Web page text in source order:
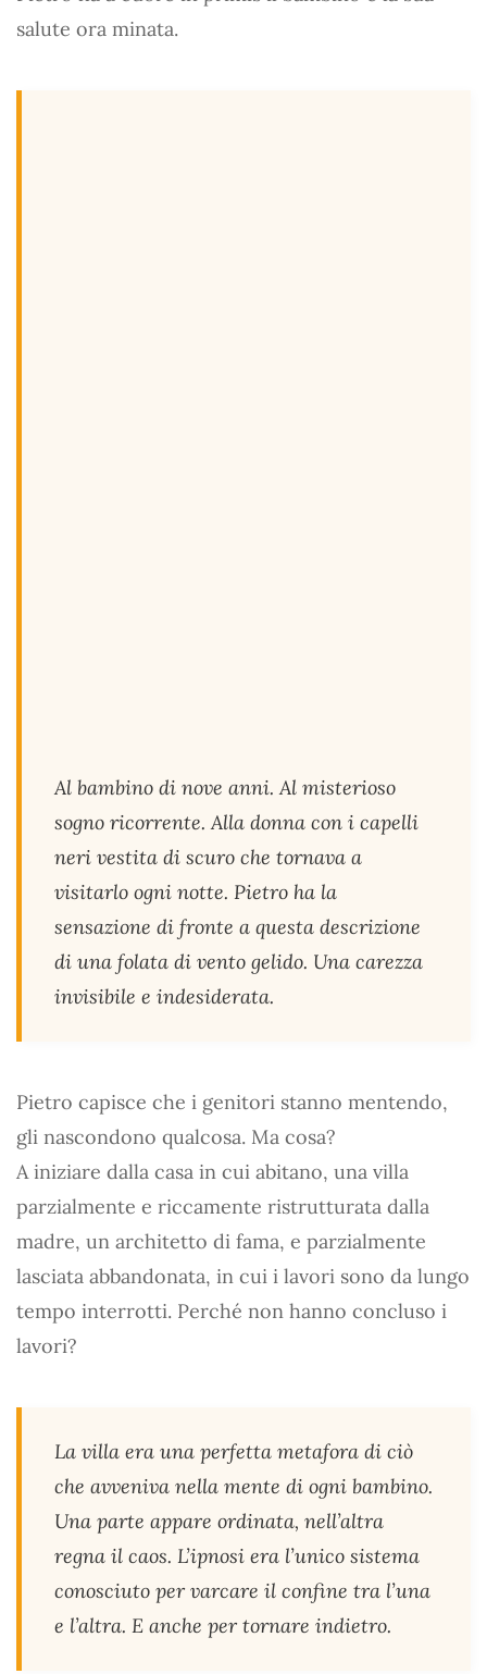
salute ora minata.
Al bambino di nove anni. Al misterioso
sogno ricorrente. Alla donna con i capelli
neri vestita di scuro che tornava a
visitarlo ogni notte. Pietro ha la
sensazione di fronte a questa descrizione
di una folata di vento gelido. Una carezza
invisibile e indesiderata.
Pietro capisce che i genitori stanno mentendo,
gli nascondono qualcosa. Ma cosa?
A iniziare dalla casa in cui abitano, una villa
parzialmente e riccamente ristrutturata dalla
madre, un architetto di fama, e parzialmente
lasciata abbandonata, in cui i lavori sono da lungo
tempo interrotti. Perché non hanno concluso i
lavori?
La villa era una perfetta metafora di ciò
che avveniva nella mente di ogni bambino.
Una parte appare ordinata, nell’altra
regna il caos. L’ipnosi era l’unico sistema
conosciuto per varcare il confine tra l’una
e l’altra. E anche per tornare indietro.